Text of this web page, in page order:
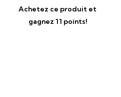
Achetez ce produit et
gagnez 11 points!